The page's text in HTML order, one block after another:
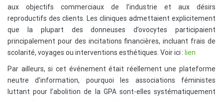
aux objectifs commerciaux de l’industrie et aux désirs
reproductifs des clients. Les cliniques admettaient explicitement
que la plupart des donneuses d’ovocytes participaient
principalement pour des incitations financières, incluant frais de
scolarité, voyages ou interventions esthétiques. Voir ici : lien
Par ailleurs, si cet événement était réellement une plateforme
neutre d’information, pourquoi les associations féministes
luttant pour l’abolition de la GPA sont-elles systématiquement